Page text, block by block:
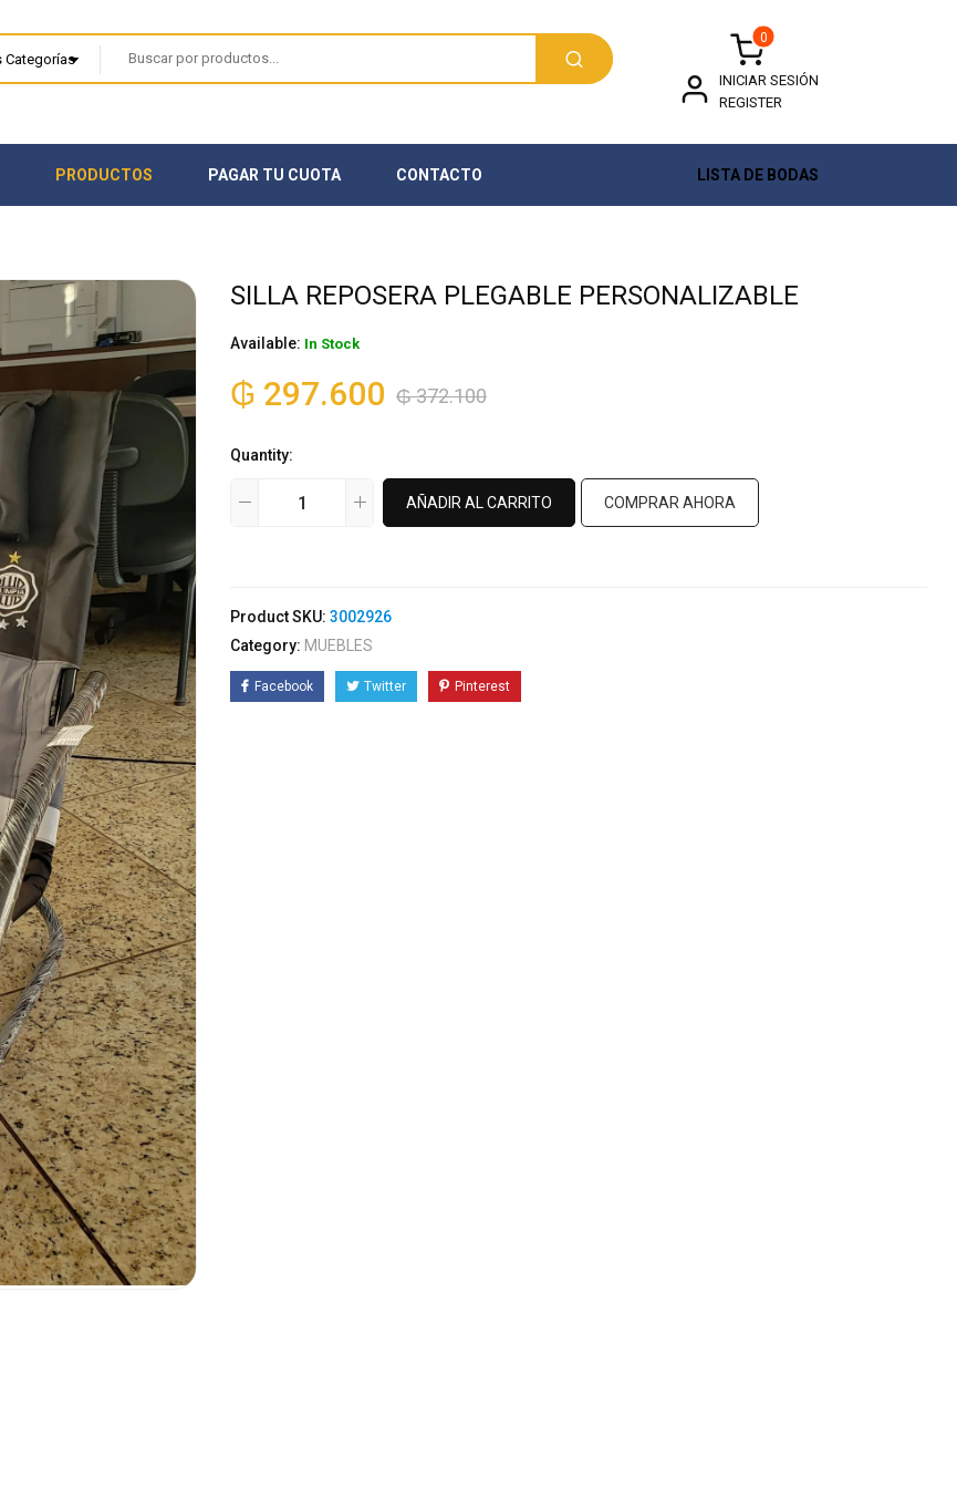
0
INICIAR SESIÓN
REGISTER
PRODUCTOS PAGAR TU CUOTA CONTACTO LISTA DE BODAS
SILLA REPOSERA PLEGABLE PERSONALIZABLE
Available: In Stock
₲372.100
₲ 297.600
Quantity:
AÑADIR AL CARRITO COMPRAR AHORA
Product SKU: 3002926
Category: MUEBLES
Facebook Twitter Pinterest